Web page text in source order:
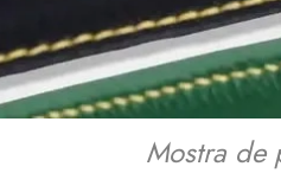
Mostra de